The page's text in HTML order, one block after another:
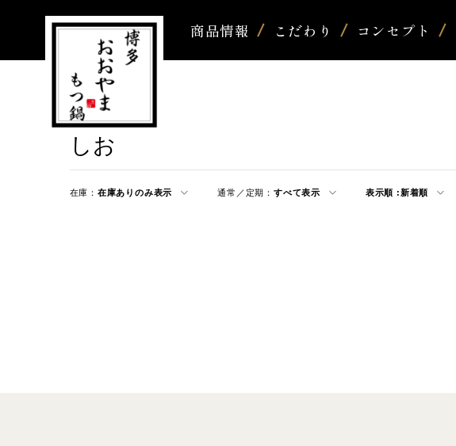
商品情報 こだわり コンセプト
しお
在庫： 在庫ありのみ表示 通常／定期： すべて表示 表示順 :新着順